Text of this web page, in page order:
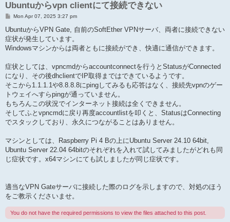
Ubuntuからvpn clientにて接続できない
P
s
Mon Apr 07, 2025 3:27 pm
UbuntuからVPN Gate, 自前のSoftEther VPNサーバ、両者に接続できない
症状が発生しています。
Windowsマシンからは両者ともに接続ができ、快適に通信ができます。
症状としては、vpncmdからaccountconnectを行うとStatusがConnected
になり、その後dhclientでIP取得まではできているようです。
そこから1.1.1.1や8.8.8.8にpingしてみるも応答はなく、接続先vpnのゲー
トウェイへすらpingが通っていません。
もちろんこの状況でインターネット接続は全くできません。
そしてふとvpncmdに戻り再度accountlistを叩くと、StatusはConnecting
でスタックしており、永久につながることはありません。
マシンとしては、Raspberry Pi 4 Bの上にUbuntu Server 24.10 64bit,
Ubuntu Server 22.04 64bitのそれぞれを入れて試してみましたがどれも同
じ症状です。x64マシンにても試しましたが同じ症状です。
適当なVPN Gateサーバに接続した際のログを示しますので、対処のほう
をご教示くださいませ。
You do not have the required permissions to view the files attached to this post.